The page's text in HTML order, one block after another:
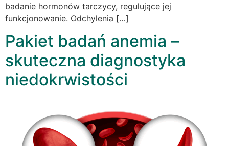
badanie hormonów tarczycy, regulujące jej
funkcjonowanie. Odchylenia […]
Pakiet badań anemia –
skuteczna diagnostyka
niedokrwistości